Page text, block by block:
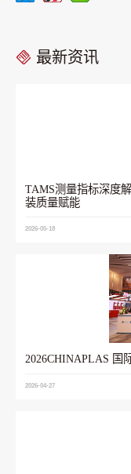
最新资讯
TAMS测量指标深度
装质量赋能
2026-05-18
2026CHINAPLAS 国
2026-04-27